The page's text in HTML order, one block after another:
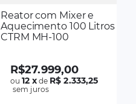
Reator com Mixer e
Aquecimento 100 Litros
CTRM MH-100
R$27.999,00
ou12 xde R$ 2.333,25
sem juros